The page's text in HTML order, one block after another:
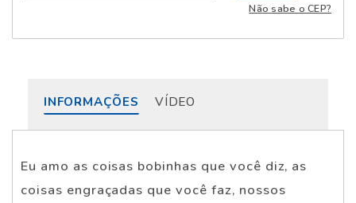
Não sabe o CEP?
INFORMAÇÕES VÍDEO
Eu amo as coisas bobinhas que você diz, as
coisas engraçadas que você faz, nossos